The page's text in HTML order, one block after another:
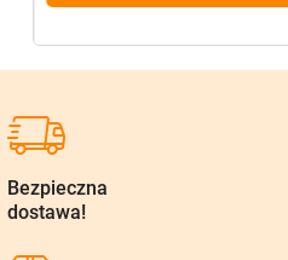
Bezpieczna
dostawa!